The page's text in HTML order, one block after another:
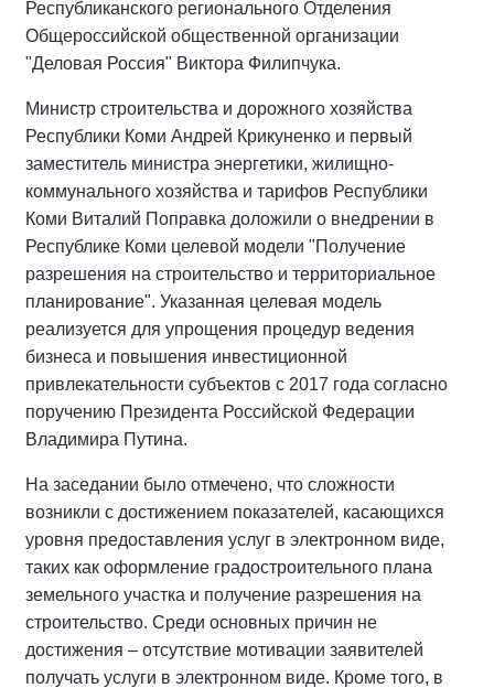
Республиканского регионального Отделения
Общероссийской общественной организации
"Деловая Россия" Виктора Филипчука.
Министр строительства и дорожного хозяйства
Республики Коми Андрей Крикуненко и первый
заместитель министра энергетики, жилищно-
коммунального хозяйства и тарифов Республики
Коми Виталий Поправка доложили о внедрении в
Республике Коми целевой модели "Получение
разрешения на строительство и территориальное
планирование". Указанная целевая модель
реализуется для упрощения процедур ведения
бизнеса и повышения инвестиционной
привлекательности субъектов с 2017 года согласно
поручению Президента Российской Федерации
Владимира Путина.
На заседании было отмечено, что сложности
возникли с достижением показателей, касающихся
уровня предоставления услуг в электронном виде,
таких как оформление градостроительного плана
земельного участка и получение разрешения на
строительство. Среди основных причин не
достижения – отсутствие мотивации заявителей
получать услуги в электронном виде. Кроме того, в